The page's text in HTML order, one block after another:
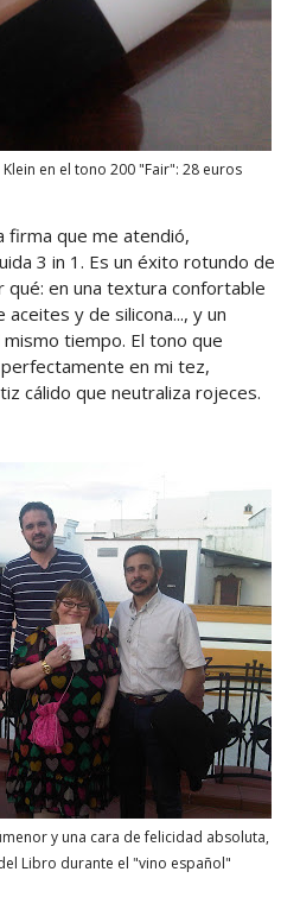
en el tono 200 "Fair": 28 euros
firma que me atendió,
3 in 1. Es un éxito rotundo de
qué: en una textura confortable
y de silicona..., y un
tiempo. El tono que
en mi tez,
cálido que neutraliza rojeces.
y una cara de felicidad absoluta,
Libro durante el "vino español"